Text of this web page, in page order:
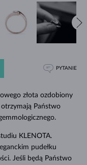
złota ozdobiony
otrzymają Państwo
KLENOTA.
pudełku
Jeśli będą Państwo
PYTANIE